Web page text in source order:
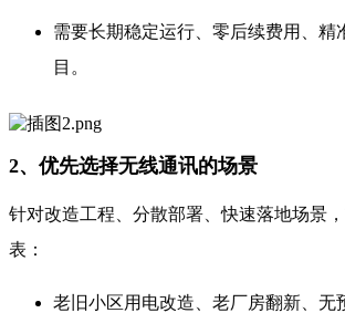
需要长期稳定运行、零后续费用、精
目。
2、优先选择无线通讯的场景
针对改造工程、分散部署、快速落地场景
表：
老旧小区用电改造、老厂房翻新、无